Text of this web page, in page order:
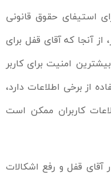
استیفای حقوق قانونی
آنجا که آقای قفل برای
امنیت برای کاربر
از برخی اطلاعات دارد،
کاربران ممکن است
آقای قفل و رفع اشکالات